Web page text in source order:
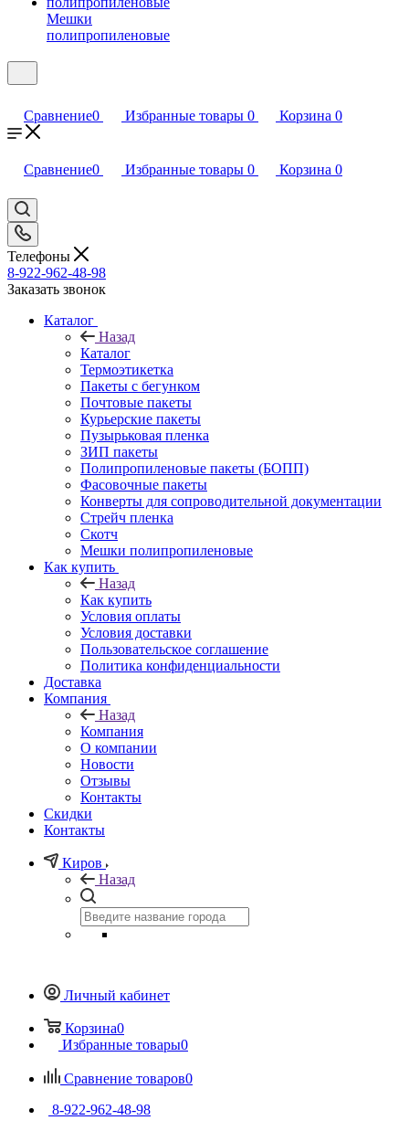
Мешки
полипропиленовые
Сравнение0 Избранные товары 0 Корзина 0
Сравнение0 Избранные товары 0 Корзина 0
Телефоны
8-922-962-48-98
Заказать звонок
Каталог
Назад
Каталог
Термоэтикетка
Пакеты с бегунком
Почтовые пакеты
Курьерские пакеты
Пузырьковая пленка
ЗИП пакеты
Полипропиленовые пакеты (БОПП)
Фасовочные пакеты
Конверты для сопроводительной документации
Стрейч пленка
Скотч
Мешки полипропиленовые
Как купить
Назад
Как купить
Условия оплаты
Условия доставки
Пользовательское соглашение
Политика конфиденциальности
Доставка
Компания
Назад
Компания
О компании
Новости
Отзывы
Контакты
Скидки
Контакты
Киров
Назад
Личный кабинет
Корзина0
Избранные товары0
Сравнение товаров0
8-922-962-48-98